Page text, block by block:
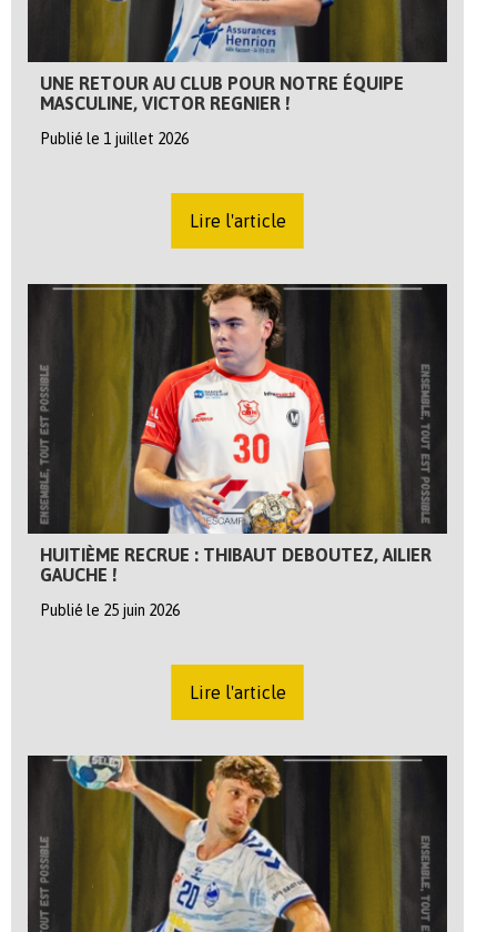
UNE RETOUR AU CLUB POUR NOTRE ÉQUIPE
MASCULINE, VICTOR REGNIER !
Publié le 1 juillet 2026
Lire l'article
HUITIÈME RECRUE : THIBAUT DEBOUTEZ, AILIER
GAUCHE !
Publié le 25 juin 2026
Lire l'article